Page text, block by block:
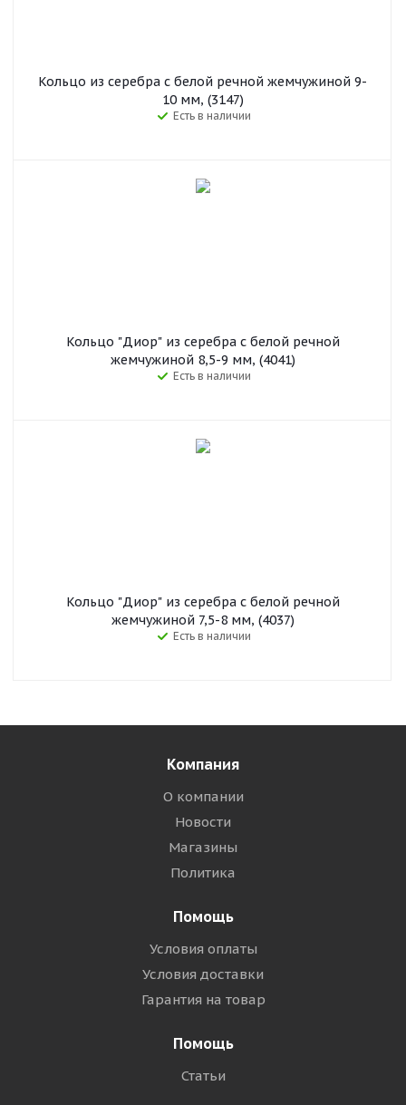
Кольцо из серебра с белой речной жемчужиной 9-
10 мм, (3147)
Есть в наличии
Кольцо "Диор" из серебра с белой речной
жемчужиной 8,5-9 мм, (4041)
Есть в наличии
Кольцо "Диор" из серебра с белой речной
жемчужиной 7,5-8 мм, (4037)
Есть в наличии
Компания
О компании
Новости
Магазины
Политика
Помощь
Условия оплаты
Условия доставки
Гарантия на товар
Помощь
Статьи